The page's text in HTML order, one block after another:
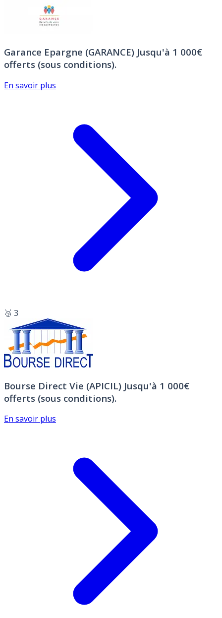
Garance Epargne (GARANCE) Jusqu'à 1 000€
offerts (sous conditions).
En savoir plus
🥉 3
Bourse Direct Vie (APICIL) Jusqu'à 1 000€
offerts (sous conditions).
En savoir plus